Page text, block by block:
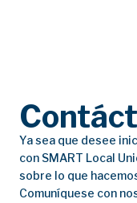
Ya sea que desee
con SMART Local
sobre lo que
Comuníquese con